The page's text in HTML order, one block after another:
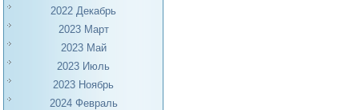
2022 Декабрь
2023 Март
2023 Май
2023 Июль
2023 Ноябрь
2024 Февраль